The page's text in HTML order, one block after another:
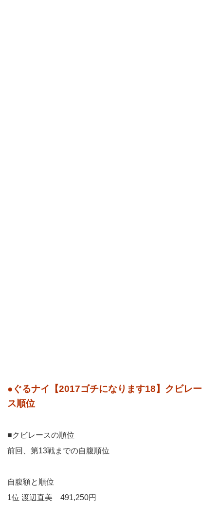
●ぐるナイ【2017ゴチになります18】クビレー
ス順位
■クビレースの順位
前回、第13戦までの自腹順位
自腹額と順位
1位 渡辺直美 491,250円